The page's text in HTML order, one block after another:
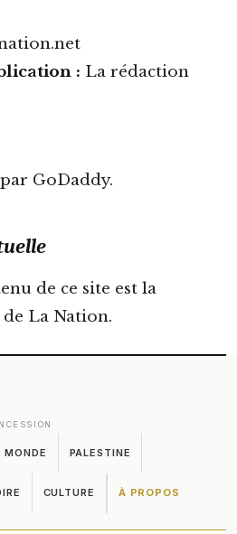
: La rédaction
GoDaddy.
de ce site est la
La Nation.
MONDE PALESTINE
CULTURE À PROPOS